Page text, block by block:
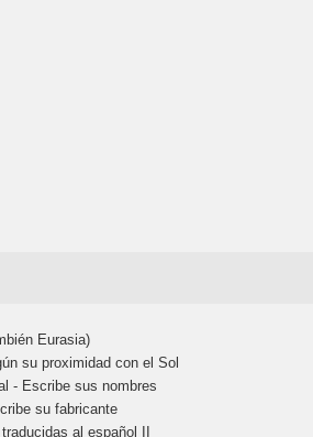
Eurasia)
su proximidad con el Sol
- Escribe sus nombres
su fabricante
al español II